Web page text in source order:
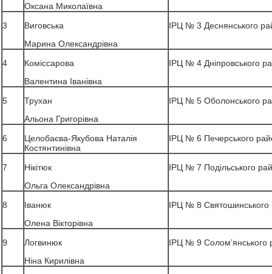
Оксана Миколаївна
3
Виговська
Марина Олександрівна
ІРЦ № 3 Деснянського
4
Коміссарова
Валентина Іванівна
ІРЦ № 4 Дніпровського
5
Трухан
Альона Григорівна
ІРЦ № 5 Оболонського
6
Целобаєва-Якубова Наталія
Костянтинівна
ІРЦ № 6 Печерського
7
Нікітюк
Ольга Олександрівна
ІРЦ № 7 Подільського
8
Іванюк
Олена Вікторівна
ІРЦ № 8 Святошинського
9
Логвинюк
Ніна Кирилівна
ІРЦ № 9 Солом’янського